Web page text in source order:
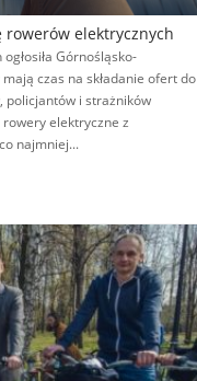
rowerów elektrycznych
Górnośląsko-
czas na składanie ofert do
policjantów i strażników
elektryczne z
najmniej...